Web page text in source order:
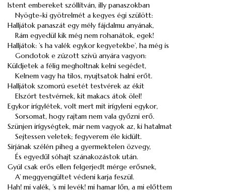
Istent embereket szóllítván, illy panaszokban
Nyögte-ki gyötrelmét a kegyes égi szülött:
Halljátok panaszát egy mély fájdalmu anyának,
Rám egyedül kik még nem rohanátok, egek!
Halljátok: ’s ha valék egykor kegyetekbe’, ha még is
Gondotok e zúzott szivü anyára vagyon:
Küldjetek a félig megholtnak kelni segédet,
Kelnem vagy ha tilos, nyujtsatok halni erőt.
Halljátok szomorú esetét testvérek az ékit
Elszórt testvérnek, kit makacs átok ölel!
Egykor irígylétek, volt mert mit irígyleni egykor,
Sorsomat, hogy rajtam nem vala győzni erő.
Szünjen irígységtek, már nem vagyok az, ki hatalmat
Sejtessen veletek; fegyverem éle kidült.
Sirjának szélén piheg a gyermektelen özvegy,
És egyedűl sóhajt szánakozástok után.
Gyúl csak erős ellen felgerjedt mérge erősnek,
A’ meggyengültet védeni karja feszül.
Hah! mi valék, ’s mi levék! mi hamar lőn, a mi előttem